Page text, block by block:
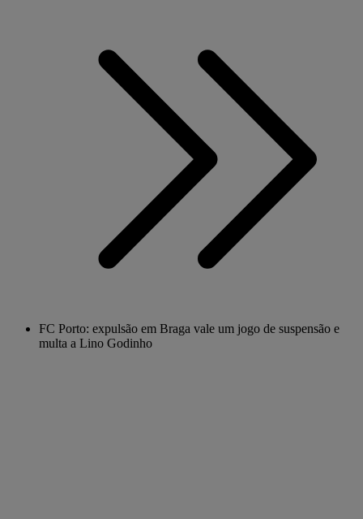
FC Porto: expulsão em Braga vale um jogo de suspensão e
multa a Lino Godinho